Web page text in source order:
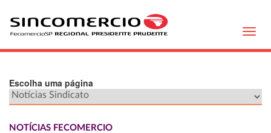
Escolha uma página
NOTÍCIAS FECOMERCIO